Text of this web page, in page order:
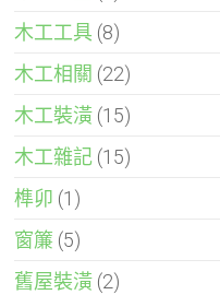
木工工具 (8)
木工相關 (22)
木工裝潢 (15)
木工雜記 (15)
榫卯 (1)
窗簾 (5)
舊屋裝潢 (2)